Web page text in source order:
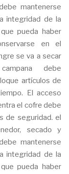
mantenerse
integridad de la
pueda haber
en el
se va a secar
debe
artículos de
El acceso
el cofre debe
de seguridad. el
secado y
mantenerse
integridad de la
pueda haber